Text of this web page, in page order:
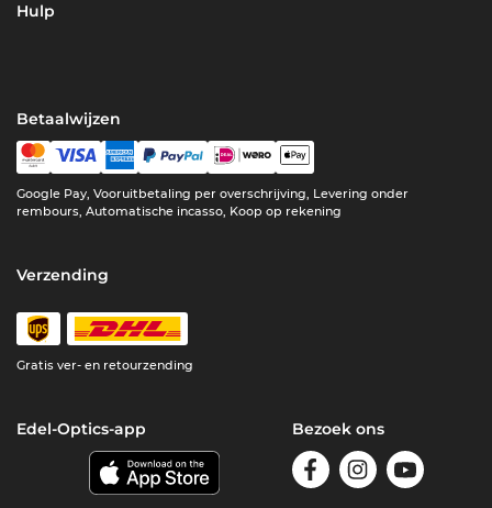
Hulp
Betaalwijzen
Google Pay, Vooruitbetaling per overschrijving, Levering onder
rembours, Automatische incasso, Koop op rekening
Verzending
Gratis ver- en retourzending
Edel-Optics-app Bezoek ons